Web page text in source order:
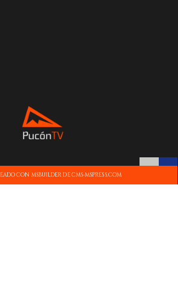
CON MSBUILDER DE CMS-MSPRESS.COM